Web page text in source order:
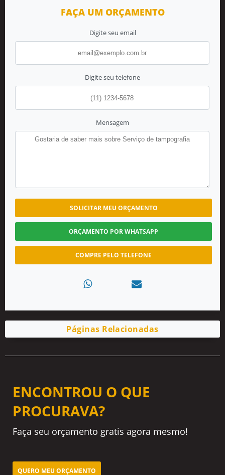
FAÇA UM ORÇAMENTO
Digite seu email
Digite seu telefone
Mensagem
SOLICITAR MEU ORÇAMENTO
ORÇAMENTO POR WHATSAPP
COMPRE PELO TELEFONE
Páginas Relacionadas
ENCONTROU O QUE
PROCURAVA?
Faça seu orçamento gratis agora mesmo!
QUERO MEU ORÇAMENTO